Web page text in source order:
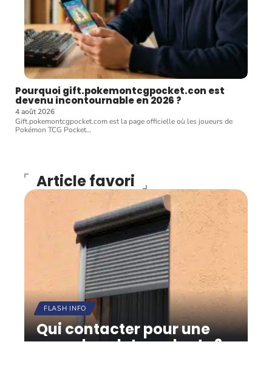
Pourquoi gift.pokemontcgpocket.con est
devenu incontournable en 2026 ?
4 août 2026
Gift.pokemontcgpocket.com est la page officielle où les joueurs de
Pokémon TCG Pocket…
Article favori
FLASH INFO
Qui contacter pour une
pose de volets roulants ?